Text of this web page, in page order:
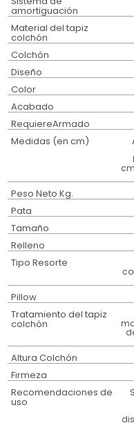
amortiguación
Material del tapiz
colchón
Colchón
Diseño
Color
Acabado
RequiereArmado
Medidas (en cm)
Peso Neto Kg.
Pata
Tamaño
Relleno
Tipo Resorte
Pillow
Tratamiento del tapiz
colchón
Altura Colchón
Firmeza
Recomendaciones de
uso